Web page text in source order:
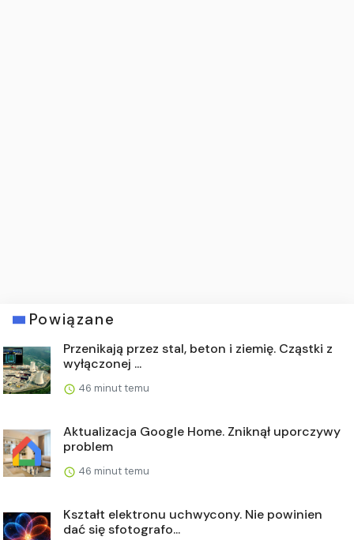
Powiązane
Przenikają przez stal, beton i ziemię. Cząstki z
wyłączonej ...
46 minut temu
Aktualizacja Google Home. Zniknął uporczywy
problem
46 minut temu
Kształt elektronu uchwycony. Nie powinien
dać się sfotografo...